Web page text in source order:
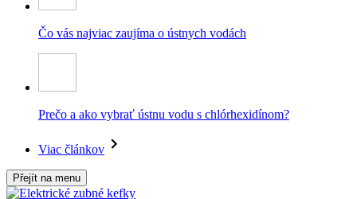
Čo vás najviac zaujíma o ústnych vodách
Prečo a ako vybrať ústnu vodu s chlórhexidínom?
Viac článkov
Přejít na menu